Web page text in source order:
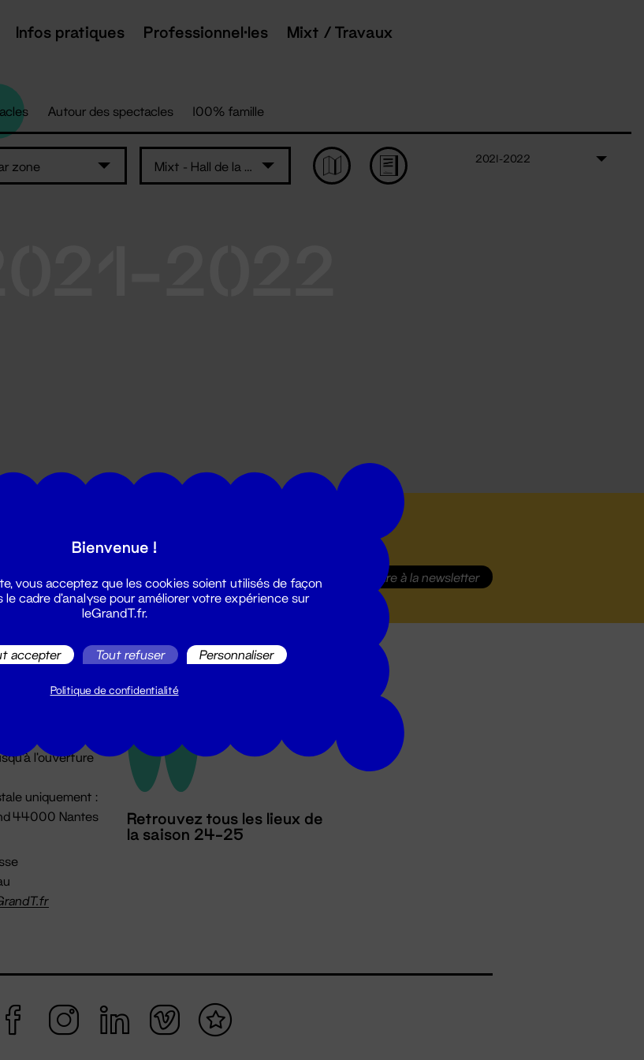
Infos pratiques Professionnel·les Mixt / Travaux
Autour des spectacles 100% famille
zone Mixt - Hall de la salle Super
2021-2022
actualités du Grand T :
S'inscrire à la newsletter
l'ouverture
uniquement :
44000 Nantes
Retrouvez tous les lieux de
la saison 24-25
Bienvenue !
vous acceptez que les cookies soient utilisés de façon
le cadre d'analyse pour améliorer votre expérience sur
leGrandT.fr.
accepter Tout refuser Personnaliser
Politique de confidentialité